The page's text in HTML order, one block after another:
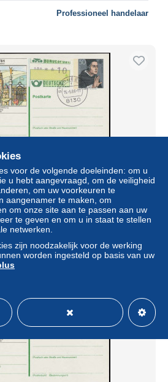
Professioneel handelaar
PK ZF STARNBERGER
S54496A
± US$ 3,40
Professioneel handelaar
voor de volgende doeleinden: om u
u hebt aangevraagd, om de veiligheid
om uw voorkeuren te
aangenamer te maken, om
om onze site aan te passen aan uw
te geven en om u in staat te stellen
netwerken.
zijn noodzakelijk voor de werking
worden ingesteld op basis van uw